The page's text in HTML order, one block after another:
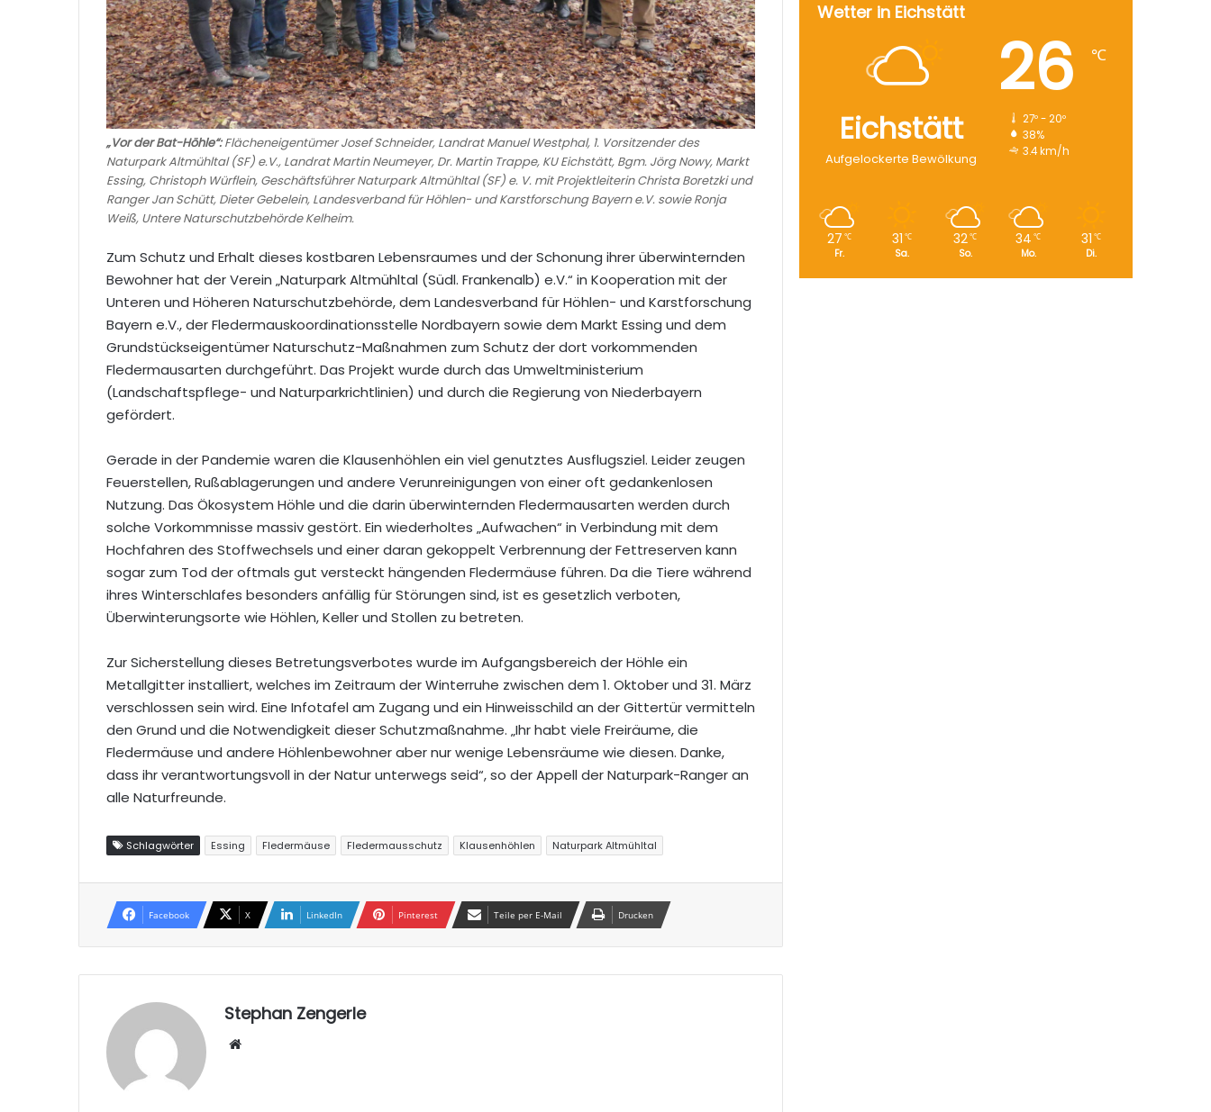
„Vor der Bat-Höhle“:Flächeneigentümer Josef Schneider, Landrat Manuel Westphal, 1. Vorsitzender des
Naturpark Altmühltal (SF) e.V., Landrat Martin Neumeyer, Dr. Martin Trappe, KU Eichstätt, Bgm. Jörg Nowy, Markt
Essing, Christoph Würflein, Geschäftsführer Naturpark Altmühltal (SF) e. V. mit Projektleiterin Christa Boretzki und
Ranger Jan Schütt, Dieter Gebelein, Landesverband für Höhlen- und Karstforschung Bayern e.V. sowie Ronja
Weiß, Untere Naturschutzbehörde Kelheim.
Zum Schutz und Erhalt dieses kostbaren Lebensraumes und der Schonung ihrer überwinternden
Bewohner hat der Verein „Naturpark Altmühltal (Südl. Frankenalb) e.V.“ in Kooperation mit der
Unteren und Höheren Naturschutzbehörde, dem Landesverband für Höhlen- und Karstforschung
Bayern e.V., der Fledermauskoordinationsstelle Nordbayern sowie dem Markt Essing und dem
Grundstückseigentümer Naturschutz-Maßnahmen zum Schutz der dort vorkommenden
Fledermausarten durchgeführt. Das Projekt wurde durch das Umweltministerium
(Landschaftspflege- und Naturparkrichtlinien) und durch die Regierung von Niederbayern
gefördert.
Gerade in der Pandemie waren die Klausenhöhlen ein viel genutztes Ausflugsziel. Leider zeugen
Feuerstellen, Rußablagerungen und andere Verunreinigungen von einer oft gedankenlosen
Nutzung. Das Ökosystem Höhle und die darin überwinternden Fledermausarten werden durch
solche Vorkommnisse massiv gestört. Ein wiederholtes „Aufwachen“ in Verbindung mit dem
Hochfahren des Stoffwechsels und einer daran gekoppelt Verbrennung der Fettreserven kann
sogar zum Tod der oftmals gut versteckt hängenden Fledermäuse führen. Da die Tiere während
ihres Winterschlafes besonders anfällig für Störungen sind, ist es gesetzlich verboten,
Überwinterungsorte wie Höhlen, Keller und Stollen zu betreten.
Zur Sicherstellung dieses Betretungsverbotes wurde im Aufgangsbereich der Höhle ein
Metallgitter installiert, welches im Zeitraum der Winterruhe zwischen dem 1. Oktober und 31. März
verschlossen sein wird. Eine Infotafel am Zugang und ein Hinweisschild an der Gittertür vermitteln
den Grund und die Notwendigkeit dieser Schutzmaßnahme. „Ihr habt viele Freiräume, die
Fledermäuse und andere Höhlenbewohner aber nur wenige Lebensräume wie diesen. Danke,
dass ihr verantwortungsvoll in der Natur unterwegs seid“, so der Appell der Naturpark-Ranger an
alle Naturfreunde.
Schlagwörter Essing Fledermäuse Fledermausschutz Klausenhöhlen Naturpark Altmühltal
Facebook X LinkedIn Pinterest Teile per E-Mail Drucken
Stephan Zengerle
Wetter in Eichstätt
Eichstätt
Aufgelockerte Bewölkung
26 ℃
27º - 20º
38%
3.4 km/h
27 ℃
Fr.
31 ℃
Sa.
32℃
So.
34 ℃
Mo.
31 ℃
Di.